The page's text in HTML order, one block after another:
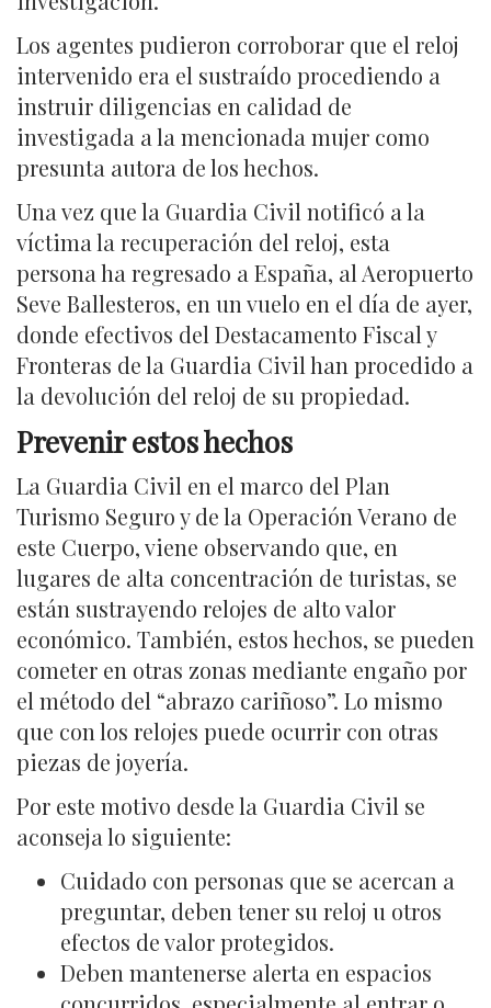
Los agentes pudieron corroborar que el reloj
intervenido era el sustraído procediendo a
instruir diligencias en calidad de
investigada a la mencionada mujer como
presunta autora de los hechos.
Una vez que la Guardia Civil notificó a la
víctima la recuperación del reloj, esta
persona ha regresado a España, al Aeropuerto
Seve Ballesteros, en un vuelo en el día de ayer,
donde efectivos del Destacamento Fiscal y
Fronteras de la Guardia Civil han procedido a
la devolución del reloj de su propiedad.
Prevenir estos hechos
La Guardia Civil en el marco del Plan
Turismo Seguro y de la Operación Verano de
este Cuerpo, viene observando que, en
lugares de alta concentración de turistas, se
están sustrayendo relojes de alto valor
económico. También, estos hechos, se pueden
cometer en otras zonas mediante engaño por
el método del “abrazo cariñoso”. Lo mismo
que con los relojes puede ocurrir con otras
piezas de joyería.
Por este motivo desde la Guardia Civil se
aconseja lo siguiente:
Cuidado con personas que se acercan a
preguntar, deben tener su reloj u otros
efectos de valor protegidos.
Deben mantenerse alerta en espacios